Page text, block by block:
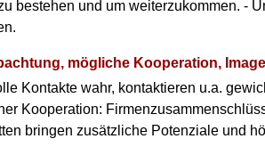
bestehen und um weiterzukommen. -
mögliche Kooperation,
Kontakte wahr, kontaktieren u.a.
Kooperation:
bringen zusätzliche Potenziale und